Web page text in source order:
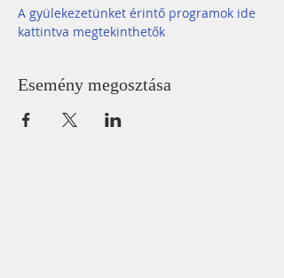
A gyülekezetünket érintő programok ide
kattintva megtekinthetők
Esemény megosztása